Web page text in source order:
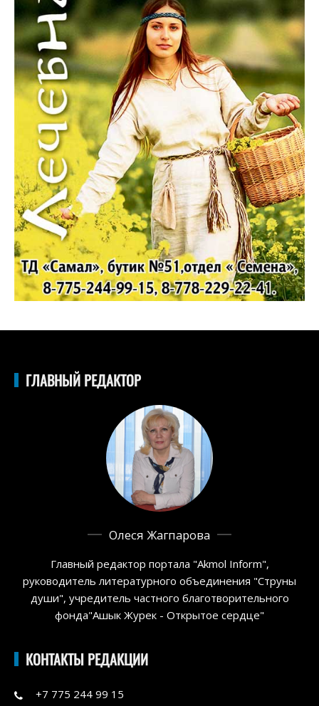
ГЛАВНЫЙ РЕДАКТОР
Олеся Жагпарова
Главный редактор портала "Akmol Inform",
руководитель литературного объединения "Струны
души", учредитель частного благотворительного
фонда"Ашык Журек - Открытое сердце"
КОНТАКТЫ РЕДАКЦИИ
+7 775 244 99 15